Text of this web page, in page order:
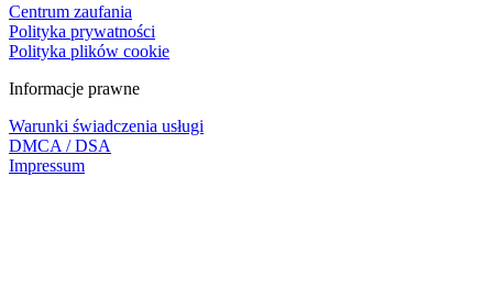
Centrum zaufania
Polityka prywatności
Polityka plików cookie
Informacje prawne
Warunki świadczenia usługi
DMCA / DSA
Impressum